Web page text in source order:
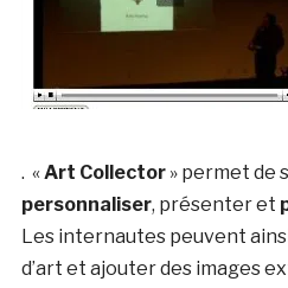
. «Art Collector» permet de
personnaliser, présenter et
Les internautes peuvent
d’art et ajouter des images